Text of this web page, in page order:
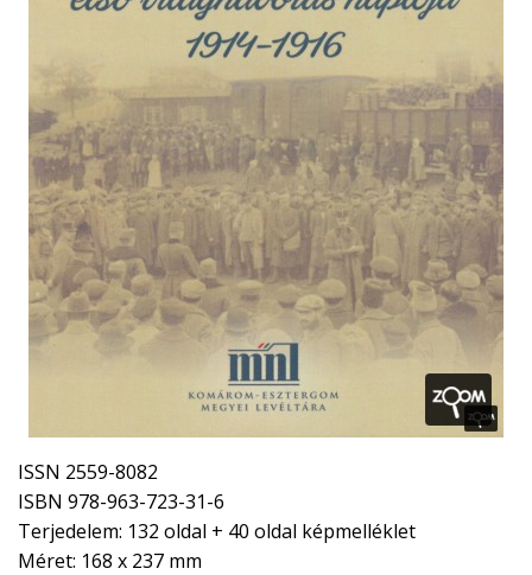
ISSN 2559-8082
ISBN 978-963-723-31-6
Terjedelem: 132 oldal + 40 oldal képmelléklet
Méret: 168 x 237 mm